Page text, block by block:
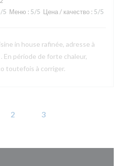
/5 Меню : 5/5 Цена / качество : 5/5
in house rafinée, adresse à
En période de forte chaleur,
toutefois à corriger.
2 3